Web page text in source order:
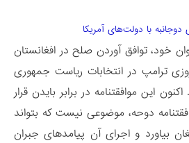
خود، توافق آوردن صلح در افغانستان
ترامپ در انتخابات ریاست جمهوری
اکنون این موافقتنامه در برابر بایدن قرار
دوحه، موضوعی نیست که بتواند
بیاورد و اجرای آن پیامدهای جبران­‌